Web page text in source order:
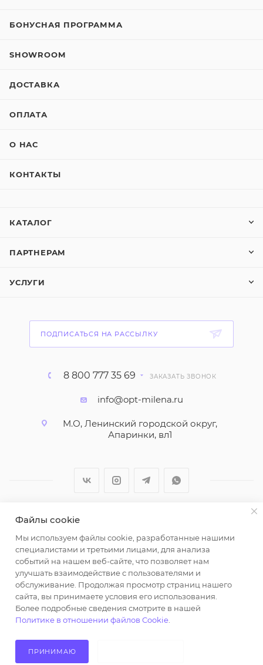
БОНУСНАЯ ПРОГРАММА
SHOWROOM
ДОСТАВКА
ОПЛАТА
О НАС
КОНТАКТЫ
КАТАЛОГ
ПАРТНЕРАМ
УСЛУГИ
ПОДПИСАТЬСЯ НА РАССЫЛКУ
8 800 777 35 69 ЗАКАЗАТЬ ЗВОНОК
info@opt-milena.ru
М.О, Ленинский городской округ,
Апаринки, вл1
2026 © ООО "Вайт Текстиль групп"
Любая информация на сайте носит справочный
характер и не является публичной офертой
определяемой положениями пункта 2 статьи 437
Гражданского кодекса Российской Федерации.
Использование любых материалов, опубликованных
на https://opt-milena.ru, допустимо только при
наличии письменного разрешения редакции и
активной ссылки на https://opt-milena.ru
Файлы cookie
Мы используем файлы cookie, разработанные нашими
специалистами и третьими лицами, для анализа
событий на нашем веб-сайте, что позволяет нам
улучшать взаимодействие с пользователями и
обслуживание. Продолжая просмотр страниц нашего
сайта, вы принимаете условия его использования.
Более подробные сведения смотрите в нашей
Политике в отношении файлов Cookie
ПРИНИМАЮ